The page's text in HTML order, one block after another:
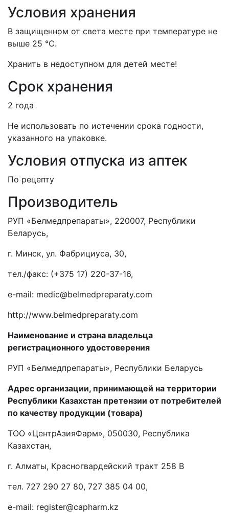
Условия хранения
В защищенном от света месте при температуре не
выше 25 °С.
Хранить в недоступном для детей месте!
Срок хранения
2 года
Не использовать по истечении срока годности,
указанного на упаковке.
Условия отпуска из аптек
По рецепту
Производитель
РУП «Белмедпрепараты», 220007, Республики
Беларусь,
г. Минск, ул. Фабрициуса, 30,
тел./факс: (+375 17) 220-37-16,
e-mail: medic@belmedpreparaty.com
http://www.belmedpreparaty.com
Наименование и страна владельца
регистрационного удостоверения
РУП «Белмедпрепараты», Республики Беларусь
Адрес организации, принимающей на территории
Республики Казахстан претензии от потребителей
по качеству продукции (товара)
ТОО «ЦентрАзияФарм», 050030, Республика
Казахстан,
г. Алматы, Красногвардейский тракт 258 В
тел. 727 290 27 80, 727 385 04 00,
e-mail: register@capharm.kz